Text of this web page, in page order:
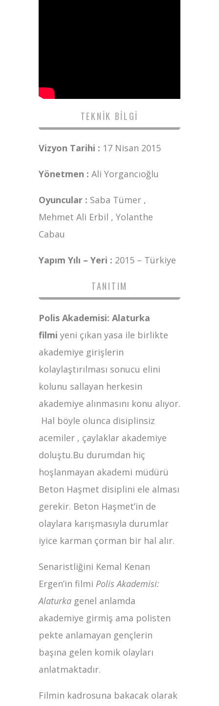
TEKNIK BILGI
Vizyon Tarihi : 17 Nisan 2015
Yönetmen : Ali Yorgancıoğlu
Oyuncular : Saba Tümer ,
Mehmet Ali Erbil , Yolanthe
Cabau
Yapım Yılı – Yeri : 2015 – Türkiye
TANITIM
Polis Akademisi: Alaturka
filmi yeni çıkan yasa ile birlikte
akademiye girişlerin
kolaylaştırılması sonucu elini
kolunu sallayan herkesin
akademiye alınmasını konu alıyor.
Hal böyle olunca disiplinsiz
acemiler , çaylaklar akademiye
doluştu.Bu durumdan hiç
hoşlanmayan akademi müdürü
Beton Haşmet disiplini ele alması
gerekir. Beton Haşmet’in de
olaylara karışmasıyla durumlar
iyice karman çorman bir hal alır.
Senaristliğini Kemal Kenan
Ergen’in filmi Polis Akademisi:
Alaturka genel anlamda
akademiye girmiş ama polisten
pekte anlamayan gençlerin
başına gelen komik olayları
anlatmaktadır.
Filmin kadrosuna bakacak olarak